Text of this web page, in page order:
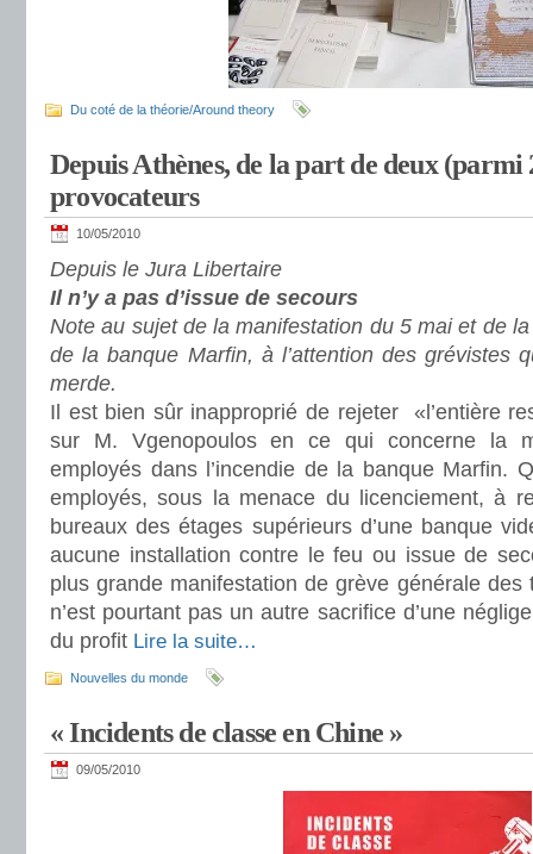
Du coté de la théorie/Around theory
Depuis Athènes, de la part de deux (parmi
provocateurs
10/05/2010
Depuis le Jura Libertaire
Il n’y a pas d’issue de secours
Note au sujet de la manifestation du 5 mai et de
de la banque Marfin, à l’attention des grévistes
merde.
Il est bien sûr inapproprié de rejeter «l’entière
sur M. Vgenopoulos en ce qui concerne la
employés dans l’incendie de la banque Marfin.
employés, sous la menace du licenciement, à
bureaux des étages supérieurs d’une banque
aucune installation contre le feu ou issue de
plus grande manifestation de grève générale des
n’est pourtant pas un autre sacrifice d’une
du profit Lire la suite…
Nouvelles du monde
« Incidents de classe en Chine »
09/05/2010